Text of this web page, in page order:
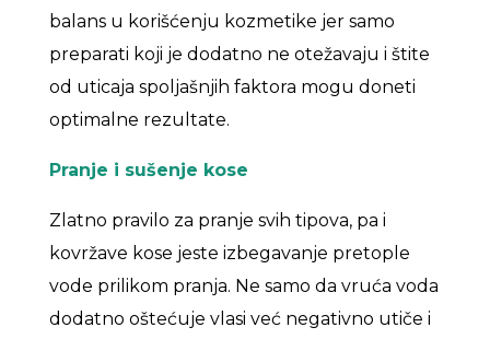
balans u korišćenju kozmetike jer samo
preparati koji je dodatno ne otežavaju i štite
od uticaja spoljašnjih faktora mogu doneti
optimalne rezultate.
Pranje i sušenje kose
Zlatno pravilo za pranje svih tipova, pa i
kovržave kose jeste izbegavanje pretople
vode prilikom pranja. Ne samo da vruća voda
dodatno oštećuje vlasi već negativno utiče i